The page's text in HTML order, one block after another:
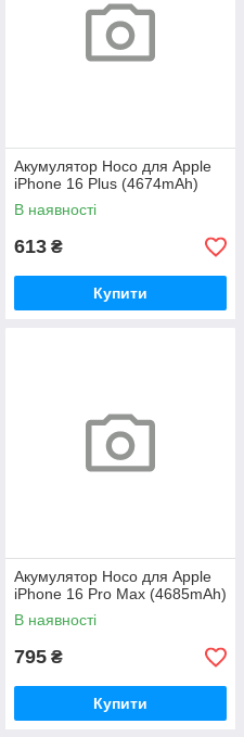
Акумулятор Hoco для Apple
iPhone 16 Plus (4674mAh)
В наявності
613 ₴
Купити
Акумулятор Hoco для Apple
iPhone 16 Pro Max (4685mAh)
В наявності
795 ₴
Купити